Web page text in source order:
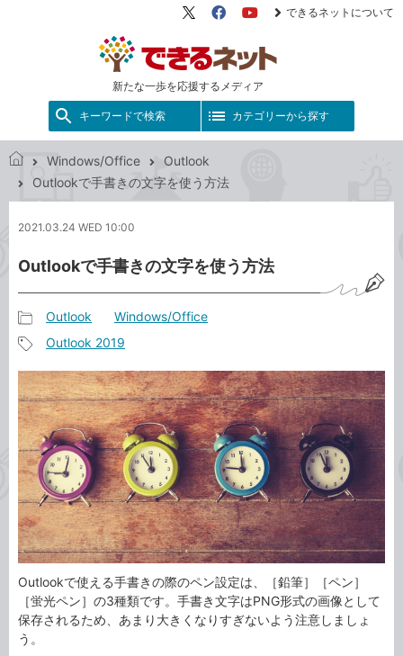
新たな一歩を応援するメディア
X（旧
FacebookYouTube
できるネットについて
キーワードで検索 カテゴリーから探す
で
ネ
ト
Windows/Office
Outlook
Outlookで手書きの文字を使う方法
2021.03.24 WED 10:00
Outlookで手書きの文字を使う方法
事
カ
テ
ゴ
リ
Outlook Windows/Office
事
タ
グ
Outlook 2019
Outlookで使える手書きの際のペン設定は、［鉛筆］［ペン］
［蛍光ペン］の3種類です。手書き文字はPNG形式の画像として
保存されるため、あまり大きくなりすぎないよう注意しましょ
う。